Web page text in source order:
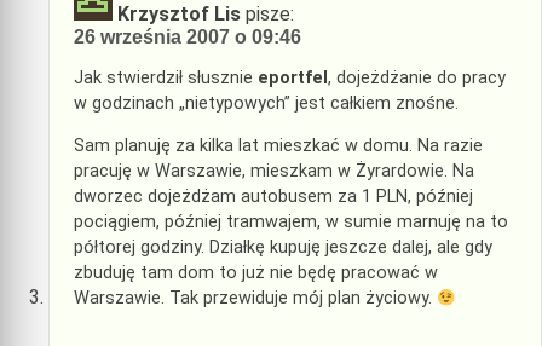
Krzysztof Lis pisze:
26 września 2007 o 09:46
Jak stwierdził słusznie eportfel , dojeżdżanie do pracy
w godzinach „nietypowych” jest całkiem znośne.
Sam planuję za kilka lat mieszkać w domu. Na razie
pracuję w Warszawie, mieszkam w Żyrardowie. Na
dworzec dojeżdżam autobusem za 1 PLN, później
pociągiem, później tramwajem, w sumie marnuję na to
półtorej godziny. Działkę kupuję jeszcze dalej, ale gdy
zbuduję tam dom to już nie będę pracować w
Warszawie. Tak przewiduje mój plan życiowy.